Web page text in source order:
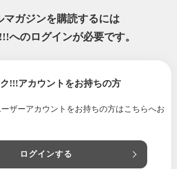
ミのメルマガ No.２０】 「MASUMI PL
た和紙が、世界にひとつの掛軸作品
スミのメルマガ No.１８】お知らせ｜今週
教室
スミのメルマガ No.１７】中止のお知らせ
マガジンを購読するには
へのログインが必要です。
!!!アカウントをお持ちの方
ザーアカウントをお持ちの方はこちらへお
ログインする